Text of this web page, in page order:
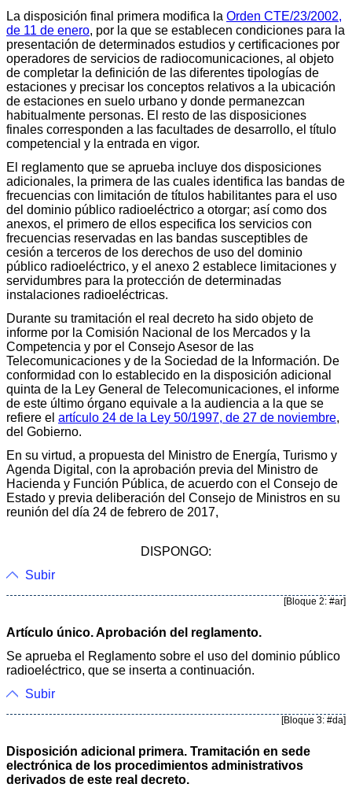
La disposición final primera modifica la Orden CTE/23/2002,
de 11 de enero, por la que se establecen condiciones para la
presentación de determinados estudios y certificaciones por
operadores de servicios de radiocomunicaciones, al objeto
de completar la definición de las diferentes tipologías de
estaciones y precisar los conceptos relativos a la ubicación
de estaciones en suelo urbano y donde permanezcan
habitualmente personas. El resto de las disposiciones
finales corresponden a las facultades de desarrollo, el título
competencial y la entrada en vigor.
El reglamento que se aprueba incluye dos disposiciones
adicionales, la primera de las cuales identifica las bandas de
frecuencias con limitación de títulos habilitantes para el uso
del dominio público radioeléctrico a otorgar; así como dos
anexos, el primero de ellos especifica los servicios con
frecuencias reservadas en las bandas susceptibles de
cesión a terceros de los derechos de uso del dominio
público radioeléctrico, y el anexo 2 establece limitaciones y
servidumbres para la protección de determinadas
instalaciones radioeléctricas.
Durante su tramitación el real decreto ha sido objeto de
informe por la Comisión Nacional de los Mercados y la
Competencia y por el Consejo Asesor de las
Telecomunicaciones y de la Sociedad de la Información. De
conformidad con lo establecido en la disposición adicional
quinta de la Ley General de Telecomunicaciones, el informe
de este último órgano equivale a la audiencia a la que se
refiere el artículo 24 de la Ley 50/1997, de 27 de noviembre,
del Gobierno.
En su virtud, a propuesta del Ministro de Energía, Turismo y
Agenda Digital, con la aprobación previa del Ministro de
Hacienda y Función Pública, de acuerdo con el Consejo de
Estado y previa deliberación del Consejo de Ministros en su
reunión del día 24 de febrero de 2017,
DISPONGO:
Subir
[Bloque 2: #ar]
Artículo único. Aprobación del reglamento.
Se aprueba el Reglamento sobre el uso del dominio público
radioeléctrico, que se inserta a continuación.
Subir
[Bloque 3: #da]
Disposición adicional primera. Tramitación en sede
electrónica de los procedimientos administrativos
derivados de este real decreto.